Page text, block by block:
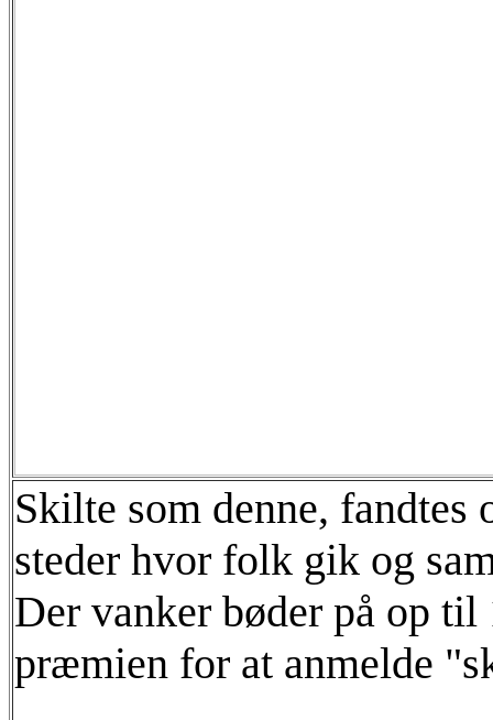
Skilte som denne,
steder hvor folk gik og
Der vanker bøder på op
præmien for at anmelde